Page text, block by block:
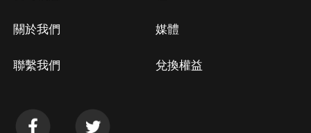
關於我們
聯繫我們
媒體
兌換權益